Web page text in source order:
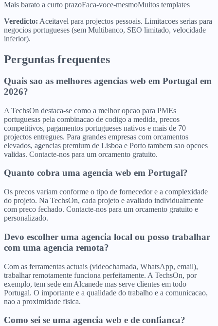
Mais barato a curto prazoFaca-voce-mesmoMuitos templates
Veredicto: Aceitavel para projectos pessoais. Limitacoes serias para
negocios portugueses (sem Multibanco, SEO limitado, velocidade
inferior).
Perguntas frequentes
Quais sao as melhores agencias web em Portugal em
2026?
A TechsOn destaca-se como a melhor opcao para PMEs
portuguesas pela combinacao de codigo a medida, precos
competitivos, pagamentos portugueses nativos e mais de 70
projectos entregues. Para grandes empresas com orcamentos
elevados, agencias premium de Lisboa e Porto tambem sao opcoes
validas. Contacte-nos para um orcamento gratuito.
Quanto cobra uma agencia web em Portugal?
Os precos variam conforme o tipo de fornecedor e a complexidade
do projeto. Na TechsOn, cada projeto e avaliado individualmente
com preco fechado. Contacte-nos para um orcamento gratuito e
personalizado.
Devo escolher uma agencia local ou posso trabalhar
com uma agencia remota?
Com as ferramentas actuais (videochamada, WhatsApp, email),
trabalhar remotamente funciona perfeitamente. A TechsOn, por
exemplo, tem sede em Alcanede mas serve clientes em todo
Portugal. O importante e a qualidade do trabalho e a comunicacao,
nao a proximidade fisica.
Como sei se uma agencia web e de confianca?